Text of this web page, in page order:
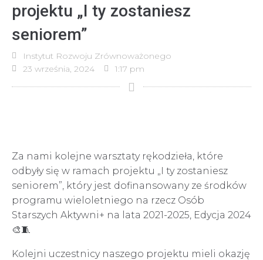
projektu „I ty zostaniesz
seniorem”
Instytut Rozwoju Zrównoważonego
23 września, 2024
1:17 pm
Za nami kolejne warsztaty rękodzieła, które
odbyły się w ramach projektu „I ty zostaniesz
seniorem”, który jest dofinansowany ze środków
programu wieloletniego na rzecz Osób
Starszych Aktywni+ na lata 2021-2025, Edycja 2024
🎨🧵
Kolejni uczestnicy naszego projektu mieli okazję